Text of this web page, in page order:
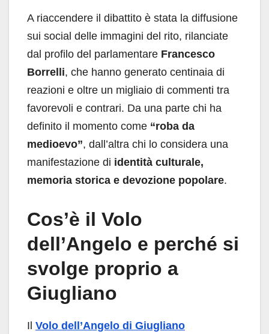
A riaccendere il dibattito è stata la diffusione
sui social delle immagini del rito, rilanciate
dal profilo del parlamentare Francesco
Borrelli, che hanno generato centinaia di
reazioni e oltre un migliaio di commenti tra
favorevoli e contrari. Da una parte chi ha
definito il momento come “roba da
medioevo”, dall’altra chi lo considera una
manifestazione di identità culturale,
memoria storica e devozione popolare.
Cos’è il Volo
dell’Angelo e perché si
svolge proprio a
Giugliano
Il Volo dell’Angelo di Giugliano